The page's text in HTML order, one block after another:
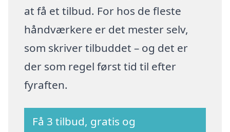
at få et tilbud. For hos de fleste
håndværkere er det mester selv,
som skriver tilbuddet – og det er
der som regel først tid til efter
fyraften.
Få 3 tilbud, gratis og